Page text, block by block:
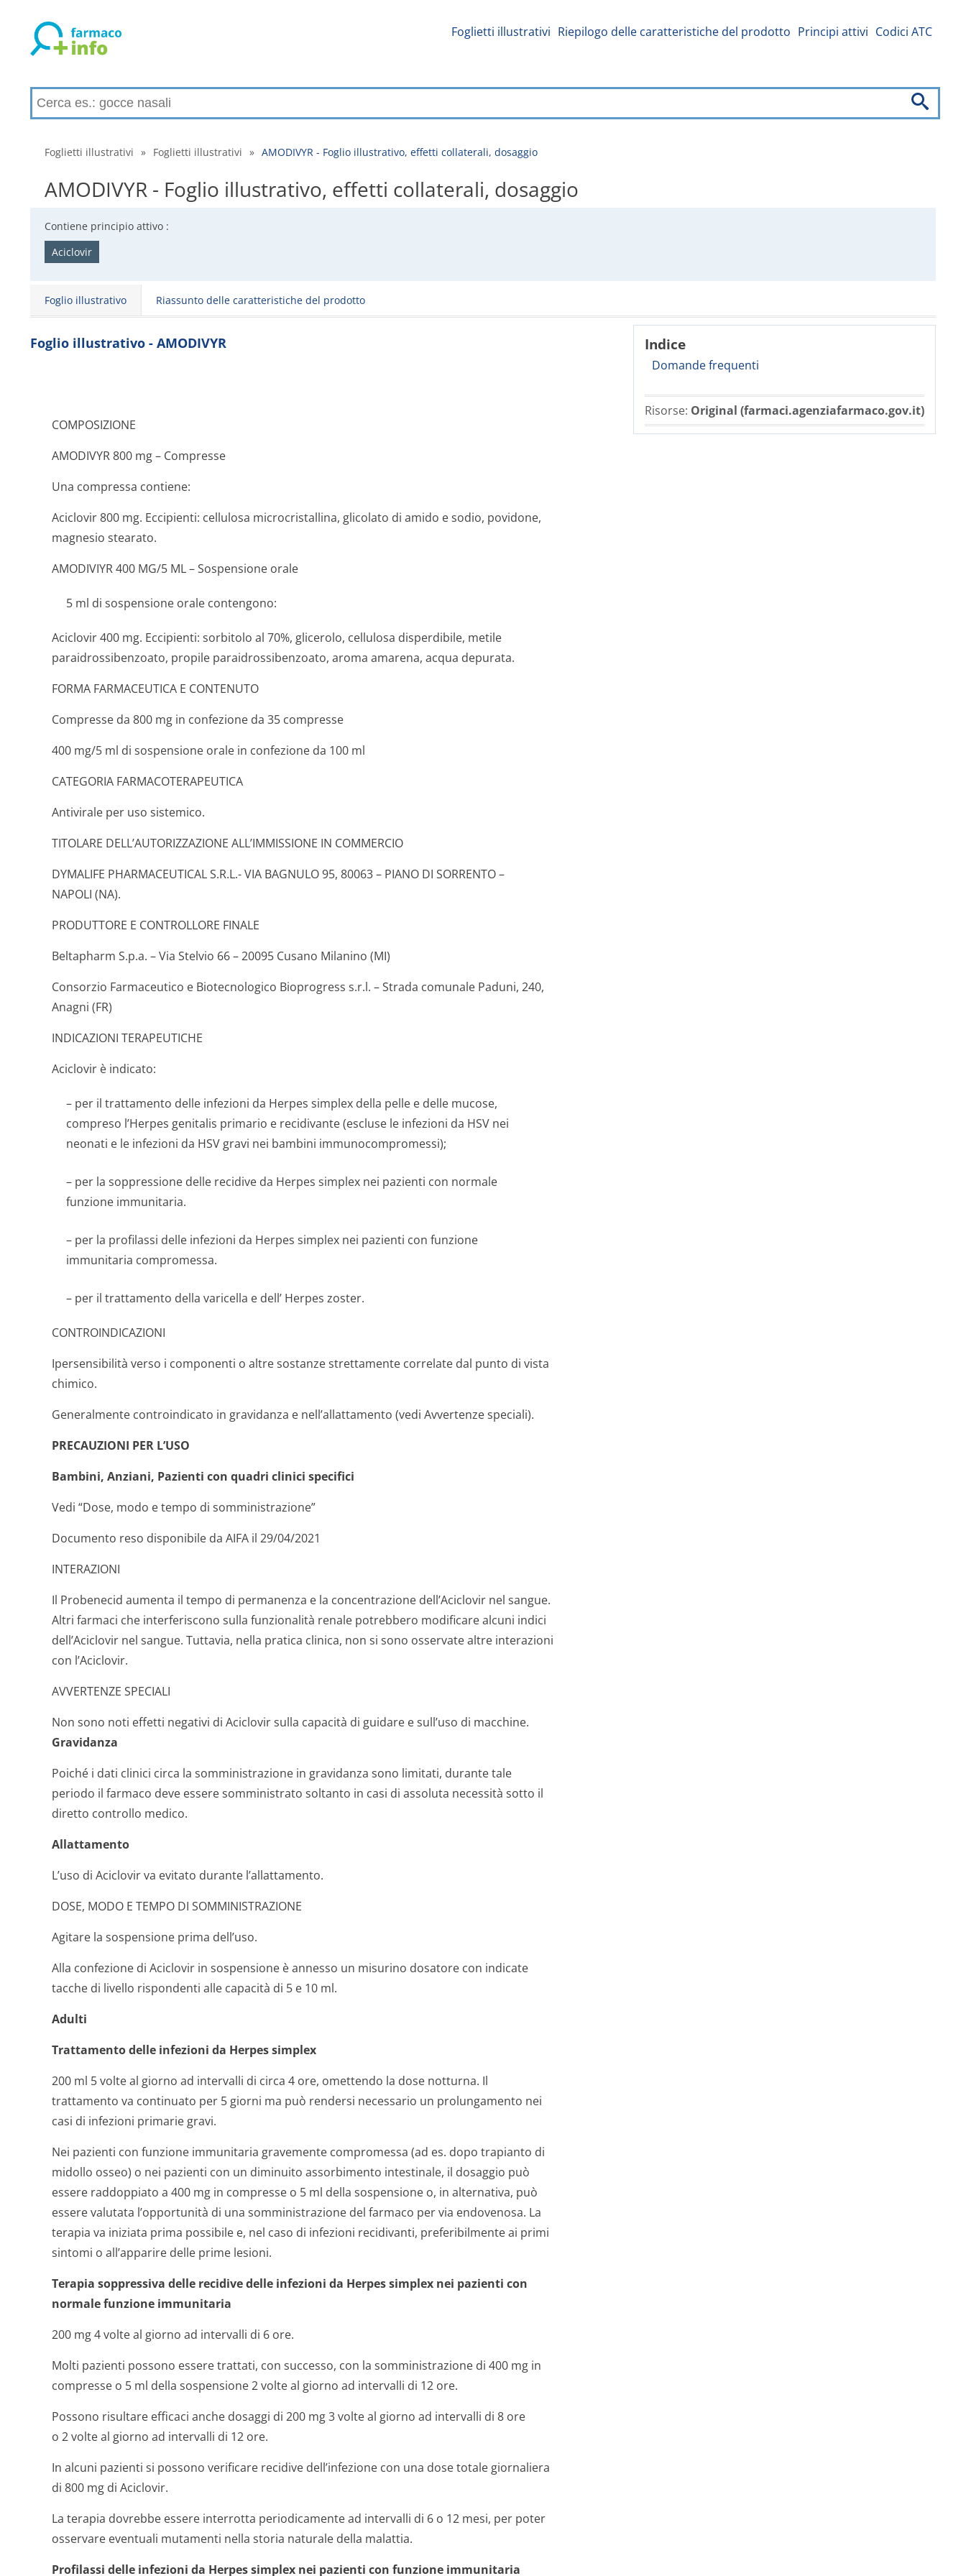
Foglietti illustrativi Riepilogo delle caratteristiche del prodotto Principi attivi Codici ATC
Foglietti illustrativi » Foglietti illustrativi » AMODIVYR - Foglio illustrativo, effetti collaterali, dosaggio
AMODIVYR - Foglio illustrativo, effetti collaterali, dosaggio
Contiene principio attivo :
Aciclovir
Foglio illustrativo Riassunto delle caratteristiche del prodotto
Indice
Domande frequenti
Risorse: Original (farmaci.agenziafarmaco.gov.it)
Foglio illustrativo - AMODIVYR
COMPOSIZIONE
AMODIVYR 800 mg – Compresse
Una compressa contiene:
Aciclovir 800 mg. Eccipienti: cellulosa microcristallina, glicolato di amido e sodio, povidone,
magnesio stearato.
AMODIVIYR 400 MG/5 ML – Sospensione orale
5 ml di sospensione orale contengono:
Aciclovir 400 mg. Eccipienti: sorbitolo al 70%, glicerolo, cellulosa disperdibile, metile
paraidrossiben­zoato, propile paraidrossiben­zoato, aroma amarena, acqua depurata.
FORMA FARMACEUTICA E CONTENUTO
Compresse da 800 mg in confezione da 35 compresse
400 mg/5 ml di sospensione orale in confezione da 100 ml
CATEGORIA FARMACOTERAPEUTICA
Antivirale per uso sistemico.
TITOLARE DELL’AUTORIZZAZIONE ALL’IMMISSIONE IN COMMERCIO
DYMALIFE PHARMACEUTICAL S.R.L.- VIA BAGNULO 95, 80063 – PIANO DI SORRENTO –
NAPOLI (NA).
PRODUTTORE E CONTROLLORE FINALE
Beltapharm S.p.a. – Via Stelvio 66 – 20095 Cusano Milanino (MI)
Consorzio Farmaceutico e Biotecnologico Bioprogress s.r.l. – Strada comunale Paduni, 240,
Anagni (FR)
INDICAZIONI TERAPEUTICHE
Aciclovir è indicato:
– per il trattamento delle infezioni da Herpes simplex della pelle e delle mucose,
compreso l’Herpes genitalis primario e recidivante (escluse le infezioni da HSV nei
neonati e le infezioni da HSV gravi nei bambini immunocompromessi);
– per la soppressione delle recidive da Herpes simplex nei pazienti con normale
funzione immunitaria.
– per la profilassi delle infezioni da Herpes simplex nei pazienti con funzione
immunitaria compromessa.
– per il trattamento della varicella e dell’ Herpes zoster.
CONTROINDICAZIONI
Ipersensibilità verso i componenti o altre sostanze strettamente correlate dal punto di vista
chimico.
Generalmente controindicato in gravidanza e nell’allattamento (vedi Avvertenze speciali).
PRECAUZIONI PER L’USO
Bambini, Anziani, Pazienti con quadri clinici specifici
Vedi “Dose, modo e tempo di somministrazione”
Documento reso disponibile da AIFA il 29/04/2021
INTERAZIONI
Il Probenecid aumenta il tempo di permanenza e la concentrazione dell’Aciclovir nel sangue.
Altri farmaci che interferiscono sulla funzionalità renale potrebbero modificare alcuni indici
dell’Aciclovir nel sangue. Tuttavia, nella pratica clinica, non si sono osservate altre interazioni
con l’Aciclovir.
AVVERTENZE SPECIALI
Non sono noti effetti negativi di Aciclovir sulla capacità di guidare e sull’uso di macchine.
Gravidanza
Poiché i dati clinici circa la somministrazione in gravidanza sono limitati, durante tale
periodo il farmaco deve essere somministrato soltanto in casi di assoluta necessità sotto il
diretto controllo medico.
Allattamento
L’uso di Aciclovir va evitato durante l’allattamento.
DOSE, MODO E TEMPO DI SOMMINISTRAZIONE
Agitare la sospensione prima dell’uso.
Alla confezione di Aciclovir in sospensione è annesso un misurino dosatore con indicate
tacche di livello rispondenti alle capacità di 5 e 10 ml.
Adulti
Trattamento delle infezioni da Herpes simplex
200 ml 5 volte al giorno ad intervalli di circa 4 ore, omettendo la dose notturna. Il
trattamento va continuato per 5 giorni ma può rendersi necessario un prolungamento nei
casi di infezioni primarie gravi.
Nei pazienti con funzione immunitaria gravemente compromessa (ad es. dopo trapianto di
midollo osseo) o nei pazienti con un diminuito assorbimento intestinale, il dosaggio può
essere raddoppiato a 400 mg in compresse o 5 ml della sospensione o, in alternativa, può
essere valutata l’opportunità di una somministrazione del farmaco per via endovenosa. La
terapia va iniziata prima possibile e, nel caso di infezioni recidivanti, preferibilmente ai primi
sintomi o all’apparire delle prime lesioni.
Terapia soppressiva delle recidive delle infezioni da Herpes simplex nei pazienti con
normale funzione immunitaria
200 mg 4 volte al giorno ad intervalli di 6 ore.
Molti pazienti possono essere trattati, con successo, con la somministrazione di 400 mg in
compresse o 5 ml della sospensione 2 volte al giorno ad intervalli di 12 ore.
Possono risultare efficaci anche dosaggi di 200 mg 3 volte al giorno ad intervalli di 8 ore
o 2 volte al giorno ad intervalli di 12 ore.
In alcuni pazienti si possono verificare recidive dell’infezione con una dose totale giornaliera
di 800 mg di Aciclovir.
La terapia dovrebbe essere interrotta periodicamente ad intervalli di 6 o 12 mesi, per poter
osservare eventuali mutamenti nella storia naturale della malattia.
Profilassi delle infezioni da Herpes simplex nei pazienti con funzione immunitaria